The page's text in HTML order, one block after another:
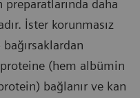
daha
İster korunmasız
(hem albümin
bağlanır ve kan